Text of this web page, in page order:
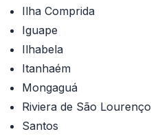
Ilha Comprida
Iguape
Ilhabela
Itanhaém
Mongaguá
Riviera de São Lourenço
Santos